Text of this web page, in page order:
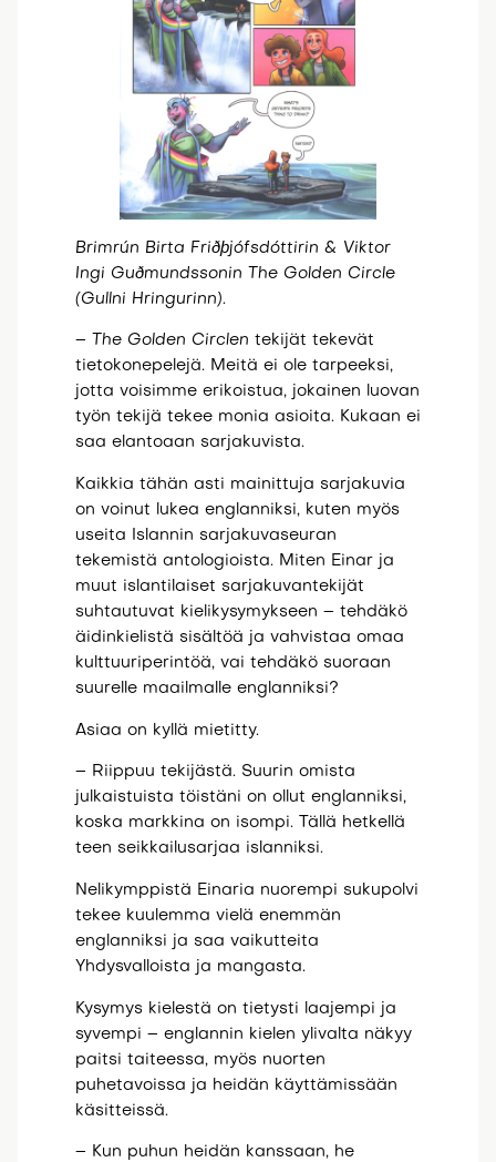
Brimrún Birta Friðþjófsdóttirin & Viktor
Ingi Guðmundssonin The Golden Circle
(Gullni Hringurinn).
– The Golden Circlen tekijät tekevät
tietokonepelejä. Meitä ei ole tarpeeksi,
jotta voisimme erikoistua, jokainen luovan
työn tekijä tekee monia asioita. Kukaan ei
saa elantoaan sarjakuvista.
Kaikkia tähän asti mainittuja sarjakuvia
on voinut lukea englanniksi, kuten myös
useita Islannin sarjakuvaseuran
tekemistä antologioista. Miten Einar ja
muut islantilaiset sarjakuvantekijät
suhtautuvat kielikysymykseen – tehdäkö
äidinkielistä sisältöä ja vahvistaa omaa
kulttuuriperintöä, vai tehdäkö suoraan
suurelle maailmalle englanniksi?
Asiaa on kyllä mietitty.
– Riippuu tekijästä. Suurin omista
julkaistuista töistäni on ollut englanniksi,
koska markkina on isompi. Tällä hetkellä
teen seikkailusarjaa islanniksi.
Nelikymppistä Einaria nuorempi sukupolvi
tekee kuulemma vielä enemmän
englanniksi ja saa vaikutteita
Yhdysvalloista ja mangasta.
Kysymys kielestä on tietysti laajempi ja
syvempi – englannin kielen ylivalta näkyy
paitsi taiteessa, myös nuorten
puhetavoissa ja heidän käyttämissään
käsitteissä.
– Kun puhun heidän kanssaan, he